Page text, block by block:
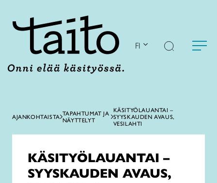
FI
AJANKOHTAISTA TAPAHTUMAT JA
NÄYTTELYT
KÄSITYÖLAUANTAI –
SYYSKAUDEN AVAUS,
VESILAHTI
KÄSITYÖLAUANTAI –
SYYSKAUDEN AVAUS,